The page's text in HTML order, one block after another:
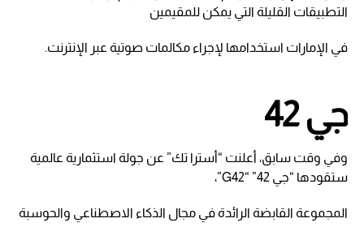
التطبيقات القليلة التي يمكن للمقيمين
في الإمارات استخدامها لإجراء مكالمات صوتية عبر الإنترنت.
جي 42
وفي وقت سابق، أعلنت “أسترا تك” عن جولة استثمارية عالمية
ستقودها “جي 42” “G42”،
المجموعة القابضة الرائدة في مجال الذكاء الاصطناعي والحوسبة